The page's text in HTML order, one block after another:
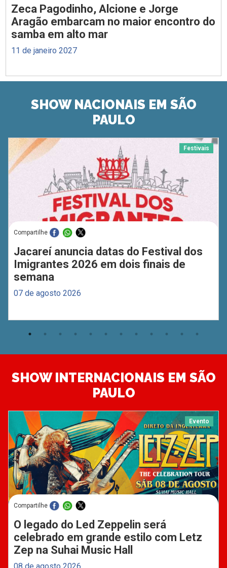
Zeca Pagodinho, Alcione e Jorge
Aragão embarcam no maior encontro do
samba em alto mar
11 de janeiro 2027
SHOW NACIONAIS EM SÃO
PAULO
Festivais
Compartilhe
Jacareí anuncia datas do Festival dos
Imigrantes 2026 em dois finais de
semana
07 de agosto 2026
SHOW INTERNACIONAIS EM SÃO
PAULO
Evento
Compartilhe
O legado do Led Zeppelin será
celebrado em grande estilo com Letz
Zep na Suhai Music Hall